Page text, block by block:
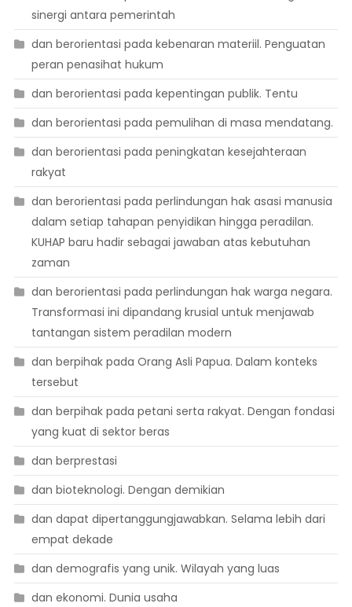
sinergi antara pemerintah
dan berorientasi pada kebenaran materiil. Penguatan
peran penasihat hukum
dan berorientasi pada kepentingan publik. Tentu
dan berorientasi pada pemulihan di masa mendatang.
dan berorientasi pada peningkatan kesejahteraan
rakyat
dan berorientasi pada perlindungan hak asasi manusia
dalam setiap tahapan penyidikan hingga peradilan.
KUHAP baru hadir sebagai jawaban atas kebutuhan
zaman
dan berorientasi pada perlindungan hak warga negara.
Transformasi ini dipandang krusial untuk menjawab
tantangan sistem peradilan modern
dan berpihak pada Orang Asli Papua. Dalam konteks
tersebut
dan berpihak pada petani serta rakyat. Dengan fondasi
yang kuat di sektor beras
dan berprestasi
dan bioteknologi. Dengan demikian
dan dapat dipertanggungjawabkan. Selama lebih dari
empat dekade
dan demografis yang unik. Wilayah yang luas
dan ekonomi. Dunia usaha